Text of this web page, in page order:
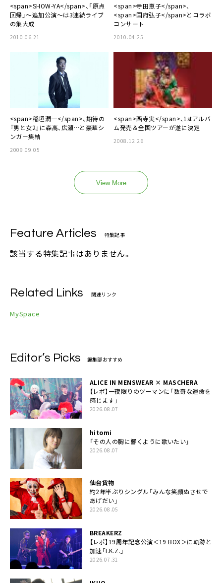
<span>SHOW-YA</span>、「原点
回帰」～追加公演～は3連続ライブ
の集大成
2010.06.21
<span>寺田恵子</span>、
<span>国府弘子</span>とコラボ
コンサート
2010.04.25
<span>稲垣潤一</span>、期待の
『男と女2』に森高、広瀬…と豪華シ
ンガー集結
2009.09.05
<span>西寺実</span>、1stアルバ
ム発売＆全国ツアーが遂に決定
2008.12.26
View More
Feature Articles 特集記事
該当する特集記事はありません。
Related Links 関連リンク
MySpace
Editor’s Picks 編集部おすすめ
ALICE IN MENSWEAR × MASCHERA
【レポ】一夜限りのツーマンに「数奇な運命を
感じます」
2026.08.07
hitomi
「その人の胸に響くように歌いたい」
2026.08.07
仙台貨物
約2年半ぶりシングル「みんな笑顔ぬさせで
あげだい」
2026.08.05
BREAKERZ
【レポ】19周年記念公演＜19 BOX＞に軌跡と
加速「I.K.Z.」
2026.07.31